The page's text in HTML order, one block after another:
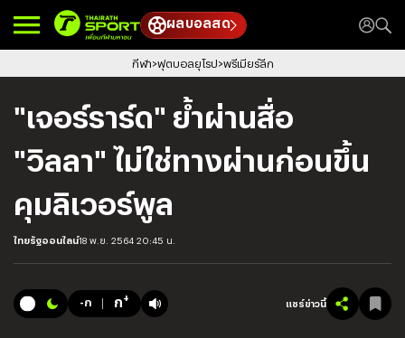
ผลบอลสด
กีฬา ฟุตบอลยุโรป พรีเมียร์ลีก
"เจอร์ราร์ด" ย้ำผ่านสื่อ
"วิลลา" ไม่ใช่ทางผ่านก่อนขึ้น
คุมลิเวอร์พูล
ไทยรัฐออนไลน์18 พ.ย. 2564 20:45 น.
-ก ก+ แชร์ข่าวนี้